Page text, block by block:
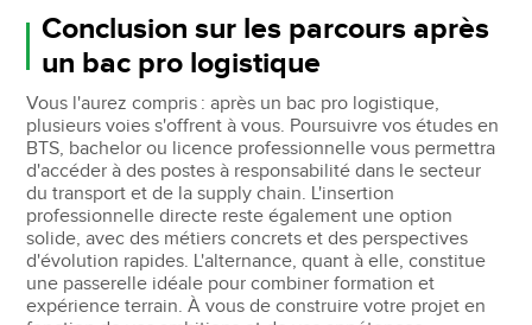
Conclusion sur les parcours après
un bac pro logistique
Vous l'aurez compris : après un bac pro logistique,
plusieurs voies s'offrent à vous. Poursuivre vos études en
BTS, bachelor ou licence professionnelle vous permettra
d'accéder à des postes à responsabilité dans le secteur
du transport et de la supply chain. L'insertion
professionnelle directe reste également une option
solide, avec des métiers concrets et des perspectives
d'évolution rapides. L'alternance, quant à elle, constitue
une passerelle idéale pour combiner formation et
expérience terrain. À vous de construire votre projet en